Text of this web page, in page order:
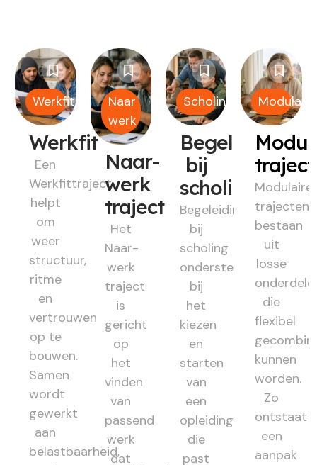
Werkfit
Werkfit
Een
Werkfittraject
helpt
om
weer
structuur,
ritme
en
vertrouwen
op te
bouwen.
Samen
wordt
gewerkt
aan
belastbaarheid,
Naar
werk
Naar-
werk
traject
Het
Naar-
werk
traject
is
gericht
op
het
vinden
van
passend
werk
dat
Scholing
Begeleiding
bij
scholing
Begeleiding
bij
scholing
ondersteunt
bij
het
kiezen
en
starten
van
een
opleiding
die
past
Modulair
Modulaire
trajecten
bestaan
uit
losse
die
flexibel
kunnen
worden.
Zo
ontstaat
een
aanpak